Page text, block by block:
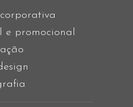
e promocional